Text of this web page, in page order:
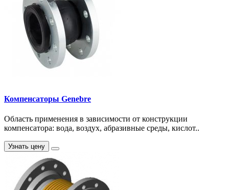
Компенсаторы Genebre
Область применения в зависимости от конструкции
компенсатора: вода, воздух, абразивные среды, кислот..
Узнать цену